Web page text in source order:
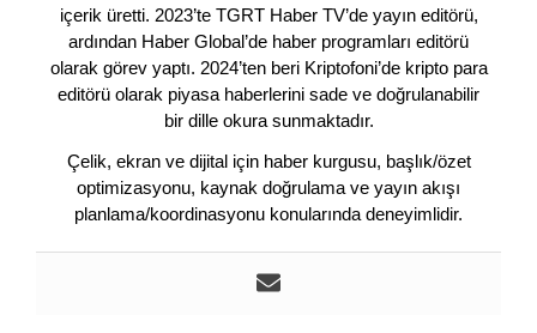
içerik üretti. 2023’te TGRT Haber TV’de yayın editörü,
ardından Haber Global’de haber programları editörü
olarak görev yaptı. 2024’ten beri Kriptofoni’de kripto para
editörü olarak piyasa haberlerini sade ve doğrulanabilir
bir dille okura sunmaktadır.
Çelik, ekran ve dijital için haber kurgusu, başlık/özet
optimizasyonu, kaynak doğrulama ve yayın akışı
planlama/koordinasyonu konularında deneyimlidir.